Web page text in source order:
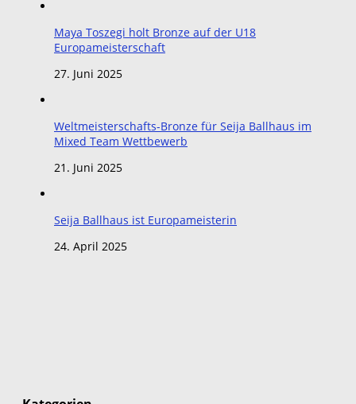
Maya Toszegi holt Bronze auf der U18
Europameisterschaft
27. Juni 2025
Weltmeisterschafts-Bronze für Seija Ballhaus im
Mixed Team Wettbewerb
21. Juni 2025
Seija Ballhaus ist Europameisterin
24. April 2025